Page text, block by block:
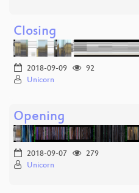
Closing
2018-09-09
92
Unicorn
Opening
2018-09-07
279
Unicorn